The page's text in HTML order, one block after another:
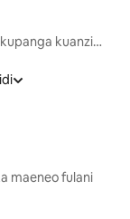
Nyumba za kupanga kuanzia mwezi mmoja
maeneo fulani